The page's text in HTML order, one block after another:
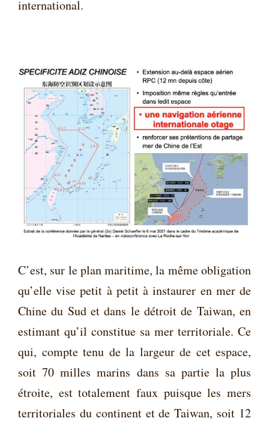
international.
C’est, sur le plan maritime, la même obligation
qu’elle vise petit à petit à instaurer en mer de
Chine du Sud et dans le détroit de Taiwan, en
estimant qu’il constitue sa mer territoriale. Ce
qui, compte tenu de la largeur de cet espace,
soit 70 milles marins dans sa partie la plus
étroite, est totalement faux puisque les mers
territoriales du continent et de Taiwan, soit 12